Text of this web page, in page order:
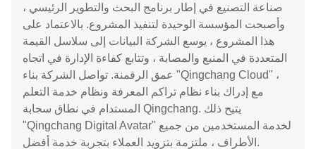
صناعة التصنيع في إطار برنامج البحث والتطوير الرئيسي ،
وأصبحت المؤسسة الوحيدة لتنفيذ المشروع. بالاعتماد على
هذا المشروع ، يوسع الشركة البيانات إلى سلاسل القيمة
المتعددة في المنبع والمصابة ، وتتابع كفاءة الإدارة في اتجاه
عمق الرقمنة. تواصل الشركة بناء "Qingchang Cloud" ،
مع إدراك بناء نظام تراكم المعرفة ونظام خدمة التعلم
المستدام في نطاق سحابة Qingchang. يتيح ذلك
"Qingchang Digital Avatar" لخدمة المستخدمين من جميع
الأطراف ، ملتزمة بتزويد العملاء بتجربة خدمة أفضل.